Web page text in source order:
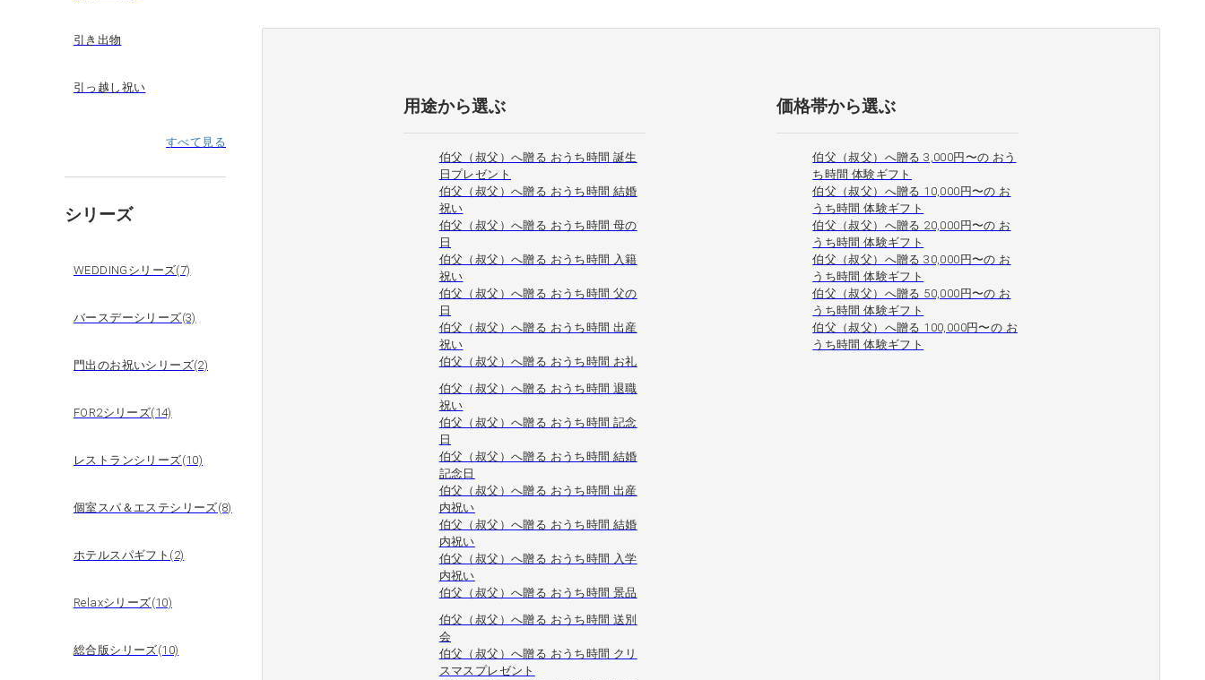
引き出物
引っ越し祝い
すべて見る
シリーズ
WEDDINGシリーズ(7)
バースデーシリーズ(3)
門出のお祝いシリーズ(2)
FOR2シリーズ(14)
レストランシリーズ(10)
個室スパ＆エステシリーズ(8)
ホテルスパギフト(2)
Relaxシリーズ(10)
総合版シリーズ(10)
用途から選ぶ
伯父（叔父）へ贈る おうち時間 誕生
日プレゼント
伯父（叔父）へ贈る おうち時間 結婚
祝い
伯父（叔父）へ贈る おうち時間 母の
日
伯父（叔父）へ贈る おうち時間 入籍
祝い
伯父（叔父）へ贈る おうち時間 父の
日
伯父（叔父）へ贈る おうち時間 出産
祝い
伯父（叔父）へ贈る おうち時間 お礼
伯父（叔父）へ贈る おうち時間 退職
祝い
伯父（叔父）へ贈る おうち時間 記念
日
伯父（叔父）へ贈る おうち時間 結婚
記念日
伯父（叔父）へ贈る おうち時間 出産
内祝い
伯父（叔父）へ贈る おうち時間 結婚
内祝い
伯父（叔父）へ贈る おうち時間 入学
内祝い
伯父（叔父）へ贈る おうち時間 景品
伯父（叔父）へ贈る おうち時間 送別
会
伯父（叔父）へ贈る おうち時間 クリ
スマスプレゼント
価格帯から選ぶ
伯父（叔父）へ贈る 3,000円〜の おう
ち時間 体験ギフト
伯父（叔父）へ贈る 10,000円〜の お
うち時間 体験ギフト
伯父（叔父）へ贈る 20,000円〜の お
うち時間 体験ギフト
伯父（叔父）へ贈る 30,000円〜の お
うち時間 体験ギフト
伯父（叔父）へ贈る 50,000円〜の お
うち時間 体験ギフト
伯父（叔父）へ贈る 100,000円〜の お
うち時間 体験ギフト